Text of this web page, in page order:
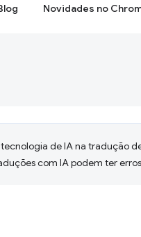
Novidades no
de IA na tradução
com IA podem ter